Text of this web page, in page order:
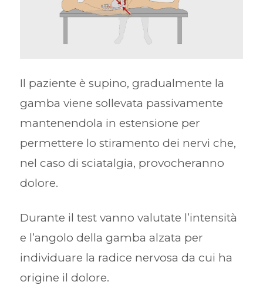
Il paziente è supino, gradualmente la
gamba viene sollevata passivamente
mantenendola in estensione per
permettere lo stiramento dei nervi che,
nel caso di sciatalgia, provocheranno
dolore.
Durante il test vanno valutate l’intensità
e l’angolo della gamba alzata per
individuare la radice nervosa da cui ha
origine il dolore.